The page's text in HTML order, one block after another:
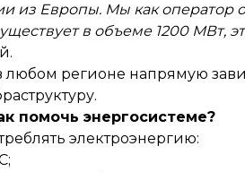
из Европы. Мы как оператор
в объеме 1200 МВт,
регионе напрямую
помочь энергосистеме?
электроэнергию: